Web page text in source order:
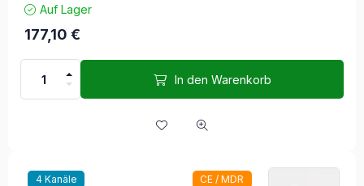
Auf Lager
177,10 €
In den Warenkorb
4 Kanäle CE / MDR